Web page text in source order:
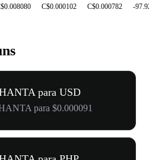
C$0.000102 C$0.000782 -
para USD
para $0.000091